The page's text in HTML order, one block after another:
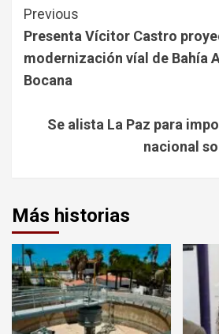
Continue
Reading
Previous
Presenta Vícitor Castro
modernización víal de Bahía
Bocana
Se alista La Paz para
nacional
Más historias